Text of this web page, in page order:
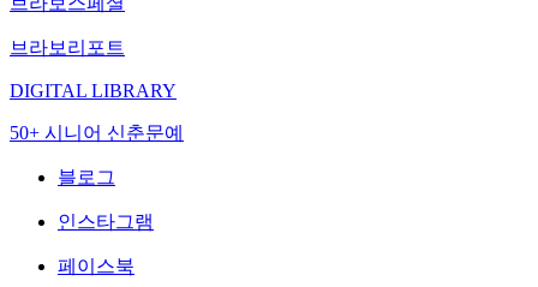
브라보리포트
DIGITAL LIBRARY
50+ 시니어 신춘문예
블로그
인스타그램
페이스북